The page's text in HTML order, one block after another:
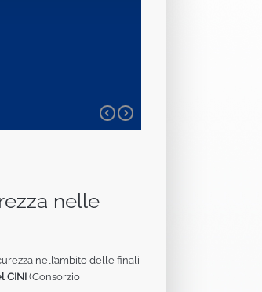
nelle
nell’ambito delle finali
CINI(Consorzio